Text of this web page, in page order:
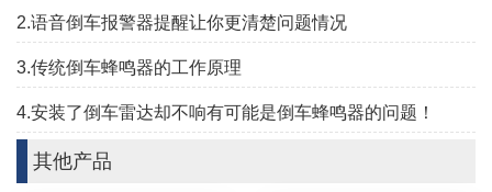
2.语音倒车报警器提醒让你更清楚问题情况
3.传统倒车蜂鸣器的工作原理
4.安装了倒车雷达却不响有可能是倒车蜂鸣器的问题！
其他产品